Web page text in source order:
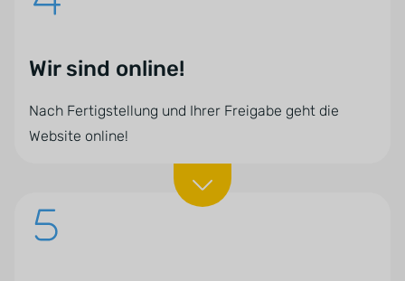
Wir sind online!
Nach Fertigstellung und Ihrer Freigabe geht die
Website online!